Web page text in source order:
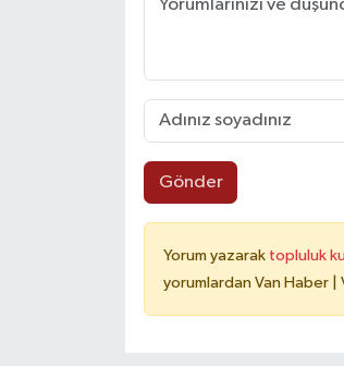
Gönder
Yorum yazarak topluluk
yorumlardan Van Haber |